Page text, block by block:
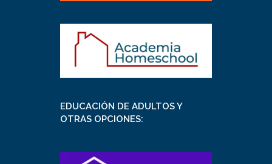
EDUCACIÓN DE ADULTOS Y
OTRAS OPCIONES: